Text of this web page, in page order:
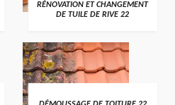
RÉNOVATION ET CHANGEMENT
DE TUILE DE RIVE 22